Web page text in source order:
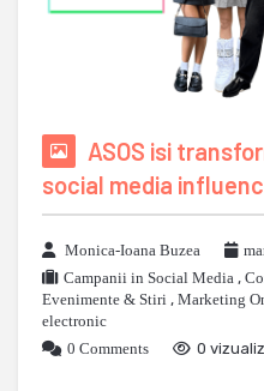
ASOS isi
social media
Monica-Ioana Buzea
Campanii in Social Media ,
Evenimente & Stiri , Marketing
electronic
0 Comments
0